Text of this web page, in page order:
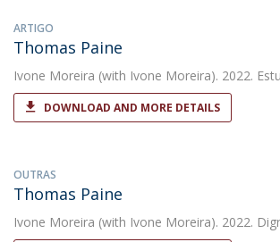
ARTIGO
Thomas Paine
Ivone Moreira (with Ivone Moreira). 2022.
DOWNLOAD AND MORE DETAILS
OUTRAS
Thomas Paine
Ivone Moreira (with Ivone Moreira). 2022.